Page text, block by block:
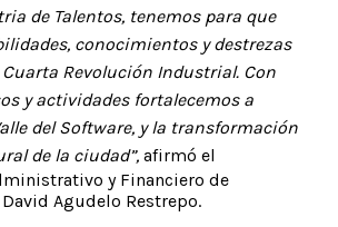
de Talentos, tenemos para que
conocimientos y destrezas
Revolución Industrial. Con
y actividades fortalecemos a
del Software, y la transformación
de la ciudad”, afirmó el
y Financiero de
Agudelo Restrepo.